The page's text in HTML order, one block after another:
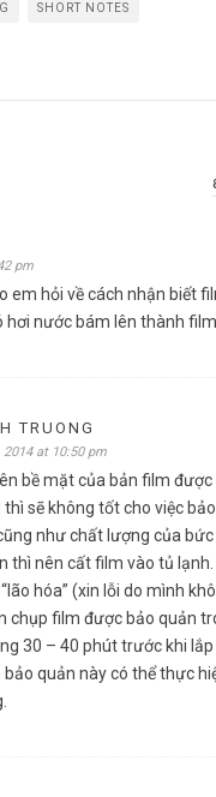
SHORT NOTES
pm
em hỏi về cách nhận biết
hơi nước bám lên thành
TRUONG
2014 at 10:50 pm
bề mặt của bản film
thì sẽ không tốt cho việc
như chất lượng của
thì nên cất film vào tủ
hóa” (xin lỗi do mình
chụp film được bảo quản
30 – 40 phút trước khi
bảo quản này có thể thực